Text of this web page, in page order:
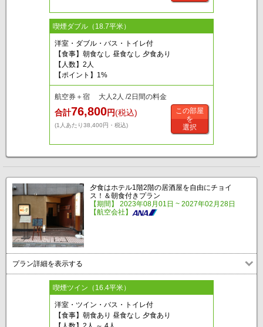
喫煙ダブル（18.7平米）
洋室・ダブル・バス・トイレ付
【食事】朝食なし 昼食なし 夕食あり
【人数】2人
【ポイント】1%
航空券＋宿 大人2人 /2日間の料金
合計76,800円(税込)
(1人あたり38,400円・税込)
この部屋
を
選択
夕食はホテル1階2階の居酒屋を自由にチョイ
ス！＆朝食付きプラン
【期間】 2023年08月01日 ~ 2027年02月28日
【航空会社】
プラン詳細を表示する
喫煙ツイン（16.4平米）
洋室・ツイン・バス・トイレ付
【食事】朝食あり 昼食なし 夕食あり